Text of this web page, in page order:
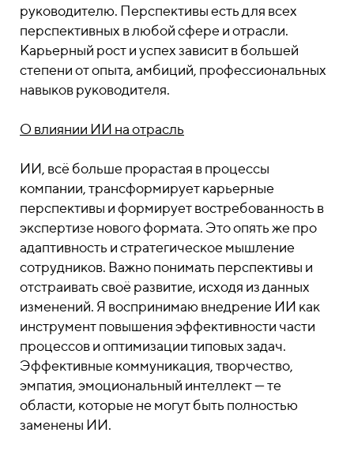
руководителю. Перспективы есть для всех
перспективных в любой сфере и отрасли.
Карьерный рост и успех зависит в большей
степени от опыта, амбиций, профессиональных
навыков руководителя.
О влиянии ИИ на отрасль
ИИ, всё больше прорастая в процессы
компании, трансформирует карьерные
перспективы и формирует востребованность в
экспертизе нового формата. Это опять же про
адаптивность и стратегическое мышление
сотрудников. Важно понимать перспективы и
отстраивать своё развитие, исходя из данных
изменений. Я воспринимаю внедрение ИИ как
инструмент повышения эффективности части
процессов и оптимизации типовых задач.
Эффективные коммуникация, творчество,
эмпатия, эмоциональный интеллект — те
области, которые не могут быть полностью
заменены ИИ.